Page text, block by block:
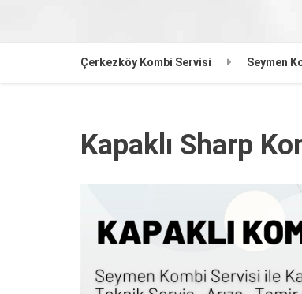
Çerkezköy Kombi Servisi Seymen
Kapaklı Sharp